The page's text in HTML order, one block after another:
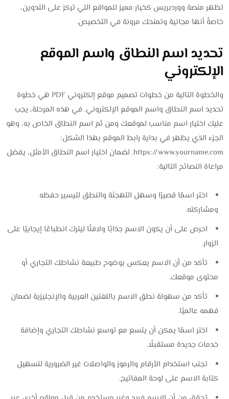
تظهر منصة ووردبريس كخيار مميز للمواقع التي تركز على التدوين،
خاصةً أنها مجانية وتمنحك مرونة في التخصيص.
تحديد اسم النطاق واسم الموقع
الإلكتروني
والخطوة التالية من خطوات تصميم موقع إلكتروني PDF هي خطوة
تحديد اسم النطاق واسم الموقع الإلكتروني. في هذه المرحلة، يجب
عليك اختيار اسم مناسب لموقعك ومن ثم اسم النطاق الخاص به، وهو
الجزء الذي يظهر في بداية رابط الموقع بهذا الشكل:
https://www.yourname.com. لضمان اختيار اسم النطاق الأمثل، يفضل
مراعاة النصائح التالية:
اختر اسمًا قصيرًا وسهل التهجئة والنطق لتيسير حفظه
ومشاركته.
احرص على أن يكون الاسم جذابًا ولافتًا ليترك انطباعًا إيجابيًا على
الزوار.
تأكد من أن الاسم يعكس بوضوح طبيعة نشاطك التجاري أو
محتوى موقعك.
تأكد من سهولة نطق الاسم باللغتين العربية والإنجليزية لضمان
فهمه عالميًا.
اختر اسمًا يمكن أن يتسع مع توسع نشاطك التجاري وإضافة
خدمات جديدة مستقبلًا.
تجنب استخدام الأرقام والرموز والواصلات غير الضرورية لتسهيل
كتابة الاسم على لوحة المفاتيح.